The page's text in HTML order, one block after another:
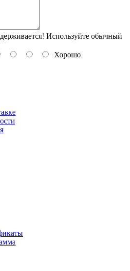
Используйте обычный
Хорошо